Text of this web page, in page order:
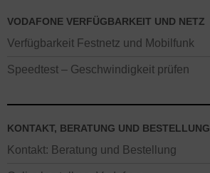
VODAFONE VERFÜGBARKEIT UND NETZ
Verfügbarkeit Festnetz und Mobilfunk
Speedtest – Geschwindigkeit prüfen
KONTAKT, BERATUNG UND BESTELLUNG
Kontakt: Beratung und Bestellung